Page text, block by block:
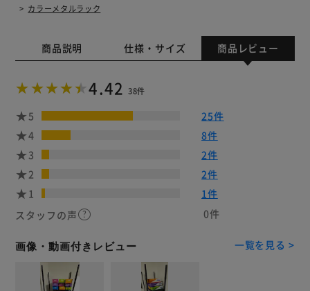
カラーメタルラック
商品説明 仕様・サイズ 商品レビュー
4.42 38件
5
25件
4
8件
3
2件
2
2件
1
1件
スタッフの声
0件
画像・動画付きレビュー 一覧を見る >